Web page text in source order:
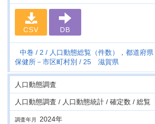
CSV DB
中巻 2
人口動態総覧（件数），都道府県
保健所－市区町村別
25 滋賀県
人口動態調査
人口動態調査 / 人口動態統計 / 確定数 / 総覧
調査年月 2024年